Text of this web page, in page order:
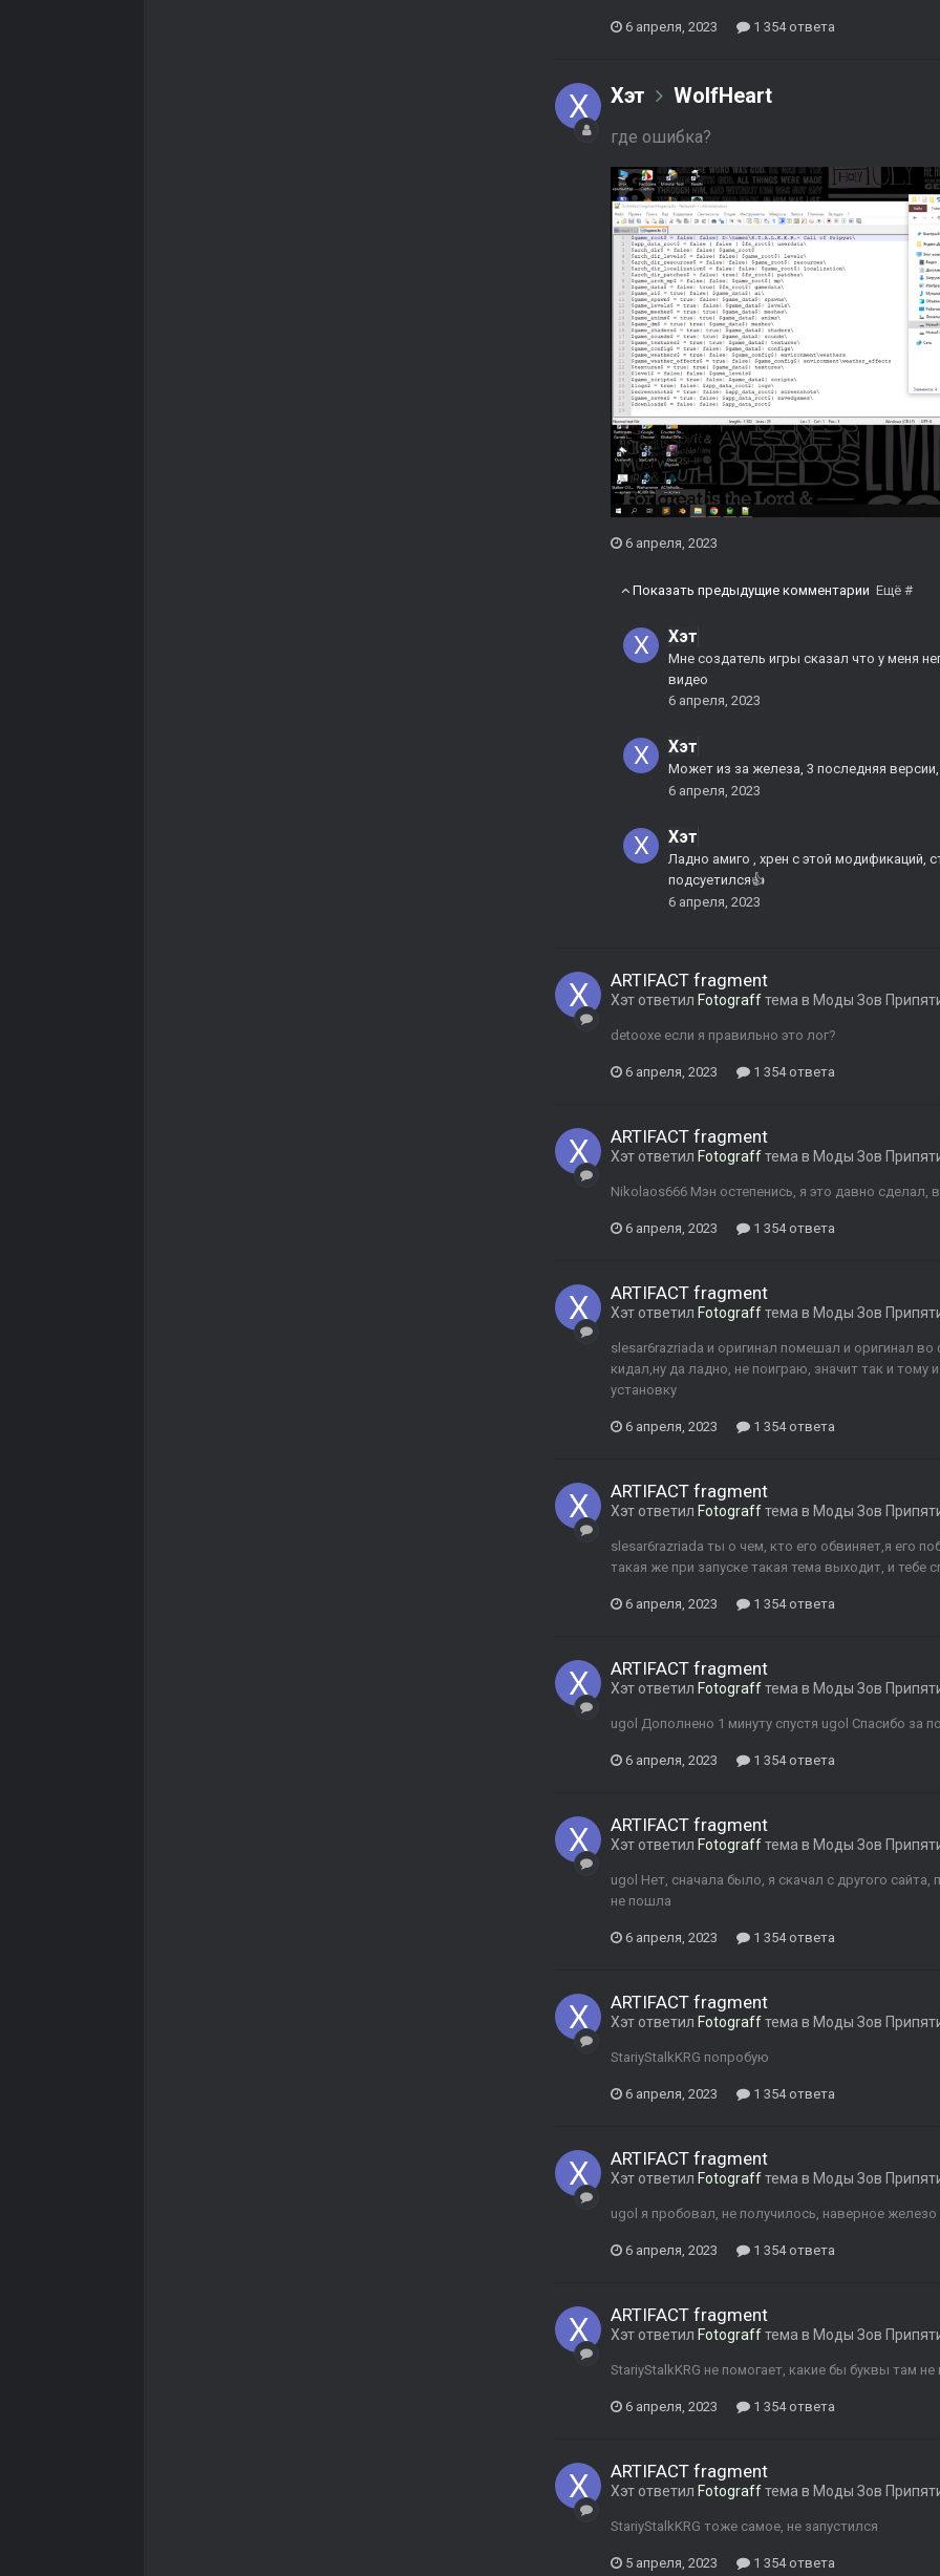
6 апреля, 2023 1 354 ответа
Хэт WolfHeart
где ошибка?
6 апреля, 2023
Показать предыдущие комментарии Ещё #
Хэт
Мне создатель игры сказал что у меня
видео
6 апреля, 2023
Хэт
Может из за железа, 3 последняя версии,
6 апреля, 2023
Хэт
Ладно амиго , хрен с этой модификаций,
подсуетился👍
6 апреля, 2023
ARTIFACT fragment
Хэт ответил Fotograffтема в Моды Зов
detooxe если я правильно это лог?
6 апреля, 2023 1 354 ответа
ARTIFACT fragment
Хэт ответил Fotograffтема в Моды Зов
Nikolaos666 Мэн остепенись, я это давно сделал,
6 апреля, 2023 1 354 ответа
ARTIFACT fragment
Хэт ответил Fotograffтема в Моды Зов
slesar6razriada и оригинал помешал и оригинал
кидал,ну да ладно, не поиграю, значит так и
установку
6 апреля, 2023 1 354 ответа
ARTIFACT fragment
Хэт ответил Fotograffтема в Моды Зов
slesar6razriada ты о чем, кто его обвиняет,я его
такая же при запуске такая тема выходит, и тебе
6 апреля, 2023 1 354 ответа
ARTIFACT fragment
Хэт ответил Fotograffтема в Моды Зов
ugol Дополнено 1 минуту спустя ugol Спасибо за
6 апреля, 2023 1 354 ответа
ARTIFACT fragment
Хэт ответил Fotograffтема в Моды Зов
ugol Нет, сначала было, я скачал с другого
не пошла
6 апреля, 2023 1 354 ответа
ARTIFACT fragment
Хэт ответил Fotograffтема в Моды Зов
StariyStalkKRG попробую
6 апреля, 2023 1 354 ответа
ARTIFACT fragment
Хэт ответил Fotograffтема в Моды Зов
ugol я пробовал, не получилось, наверное железо
6 апреля, 2023 1 354 ответа
ARTIFACT fragment
Хэт ответил Fotograffтема в Моды Зов
StariyStalkKRG не помогает, какие бы буквы там
6 апреля, 2023 1 354 ответа
ARTIFACT fragment
Хэт ответил Fotograffтема в Моды Зов
StariyStalkKRG тоже самое, не запустился
5 апреля, 2023 1 354 ответа